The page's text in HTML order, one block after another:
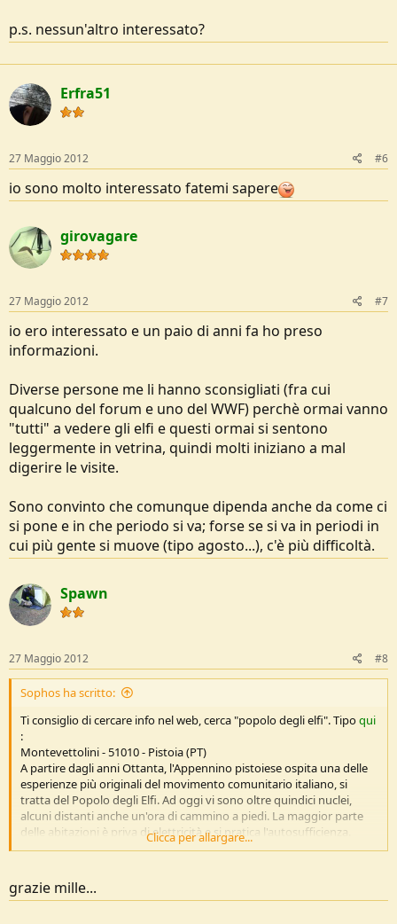
p.s. nessun'altro interessato?
Erfra51
27 Maggio 2012 #6
io sono molto interessato fatemi sapere
girovagare
27 Maggio 2012 #7
io ero interessato e un paio di anni fa ho preso
informazioni.
Diverse persone me li hanno sconsigliati (fra cui
qualcuno del forum e uno del WWF) perchè ormai vanno
"tutti" a vedere gli elfi e questi ormai si sentono
leggermente in vetrina, quindi molti iniziano a mal
digerire le visite.
Sono convinto che comunque dipenda anche da come ci
si pone e in che periodo si va; forse se si va in periodi in
cui più gente si muove (tipo agosto...), c'è più difficoltà.
Spawn
27 Maggio 2012 #8
Sophos ha scritto:
Ti consiglio di cercare info nel web, cerca "popolo degli elfi". Tipoqui
:
Montevettolini - 51010 - Pistoia (PT)
A partire dagli anni Ottanta, l'Appennino pistoiese ospita una delle
esperienze più originali del movimento comunitario italiano, si
tratta del Popolo degli Elfi. Ad oggi vi sono oltre quindici nuclei,
alcuni distanti anche un'ora di cammino a piedi. La maggior parte
delle abitazioni è priva di elettricità e si pratica l'autosufficienza.
p.s. nessun'altro interessato?
Clicca per allargare...
grazie mille...